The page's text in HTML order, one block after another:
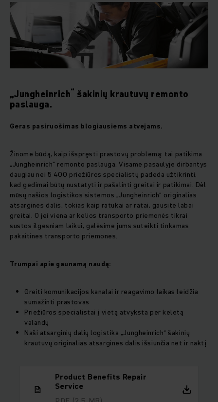
„Jungheinrich“ šakinių krautuvų remonto
paslauga.
Geras pasiruošimas blogiausiems atvejams.
Žinome būdą, kaip išspręsti prastovų problemą: tai patikima
„Jungheinrich“ remonto paslauga. Visame pasaulyje dirbantys
daugiau nei 5 400 priežiūros specialistų padeda užtikrinti,
kad gedimai būtų nustatyti ir pašalinti greitai ir patikimai. Dėl
mūsų našios logistikos sistemos „Jungheinrich“ originalias
atsargines dalis, tokias kaip ratukai ar ratai, gausite labai
greitai. O jei viena ar kelios transporto priemonės tikrai
sustos ilgesniam laikui, galėsime jums suteikti tinkamas
pakaitines transporto priemones.
Trumpai apie gaunamą naudą:
Greiti komunikacijos kanalai ir reagavimo laikas leidžia
sumažinti prastovas
Priežiūros specialistai į vietą atvyksta per keletą
valandų
Naši atsarginių dalių logistika „Jungheinrich“ šakinių
krautuvų originalias atsargines dalis išsiunčia net ir naktį
Product Benefits Repair
Service